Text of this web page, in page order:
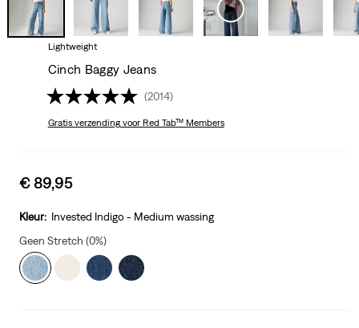
Lightweight
Cinch Baggy Jeans
(2014)
Gratis verzendingvoor Red Tab™ Members
Sale
is
€ 89,95
Kleur: Invested Indigo - Medium wassing
Geen Stretch (0%)